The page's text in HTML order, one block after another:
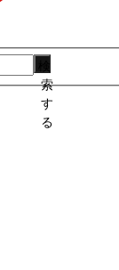
索
す
る